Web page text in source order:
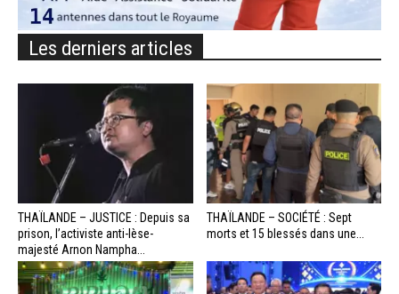
Les derniers articles
THAÏLANDE – JUSTICE : Depuis sa
prison, l’activiste anti-lèse-
majesté Arnon Nampha...
THAÏLANDE – SOCIÉTÉ : Sept
morts et 15 blessés dans une...